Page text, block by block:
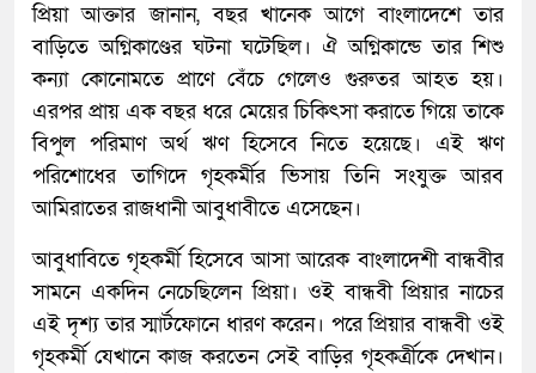
প্রিয়া আক্তার জানান, বছর খানেক আগে বাংলাদেশে তার
বাড়িতে অগ্নিকাণ্ডের ঘটনা ঘটেছিল। ঐ অগ্নিকান্ডে তার শিশু
কন্যা কোনোমতে প্রাণে বেঁচে গেলেও গুরুতর আহত হয়।
এরপর প্রায় এক বছর ধরে মেয়ের চিকিৎসা করাতে গিয়ে তাকে
বিপুল পরিমাণ অর্থ ঋণ হিসেবে নিতে হয়েছে। এই ঋণ
পরিশোধের তাগিদে গৃহকর্মীর ভিসায় তিনি সংযুক্ত আরব
আমিরাতের রাজধানী আবুধাবীতে এসেছেন।
আবুধাবিতে গৃহকর্মী হিসেবে আসা আরেক বাংলাদেশী বান্ধবীর
সামনে একদিন নেচেছিলেন প্রিয়া। ওই বান্ধবী প্রিয়ার নাচের
এই দৃশ্য তার স্মার্টফোনে ধারণ করেন। পরে প্রিয়ার বান্ধবী ওই
গৃহকর্মী যেখানে কাজ করতেন সেই বাড়ির গৃহকর্ত্রীকে দেখান।